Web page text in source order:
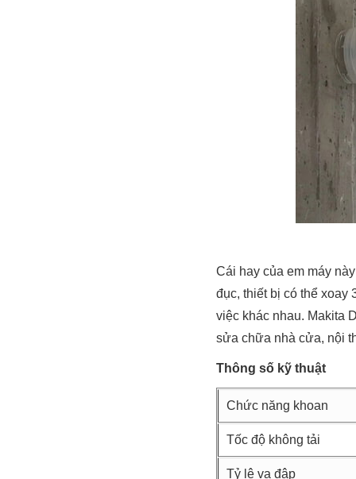
Cái hay của em máy
đục, thiết bị có thể xoay
việc khác nhau. Makita
sửa chữa nhà cửa, nội
Thông số kỹ thuật
Chức năng khoan
Tốc độ không tải
Tỷ lệ va đập